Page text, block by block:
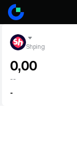
Shping
0,00
--
-